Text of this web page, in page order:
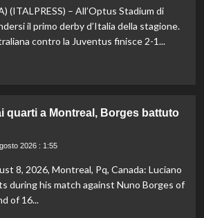
(ITALPRESS) – All’Optus Stadium di
il primo derby d’Italia della stagione.
contro la Juventus finisce 2-1...
quarti a Montreal, Borges battuto
2026 : 1:55
8, 2026, Montreal, Pq, Canada: Luciano
during his match against Nuno Borges of
of 16...